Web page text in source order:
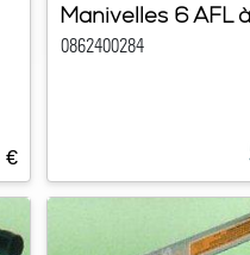
€
Manivelles 6 AFL
0862400284